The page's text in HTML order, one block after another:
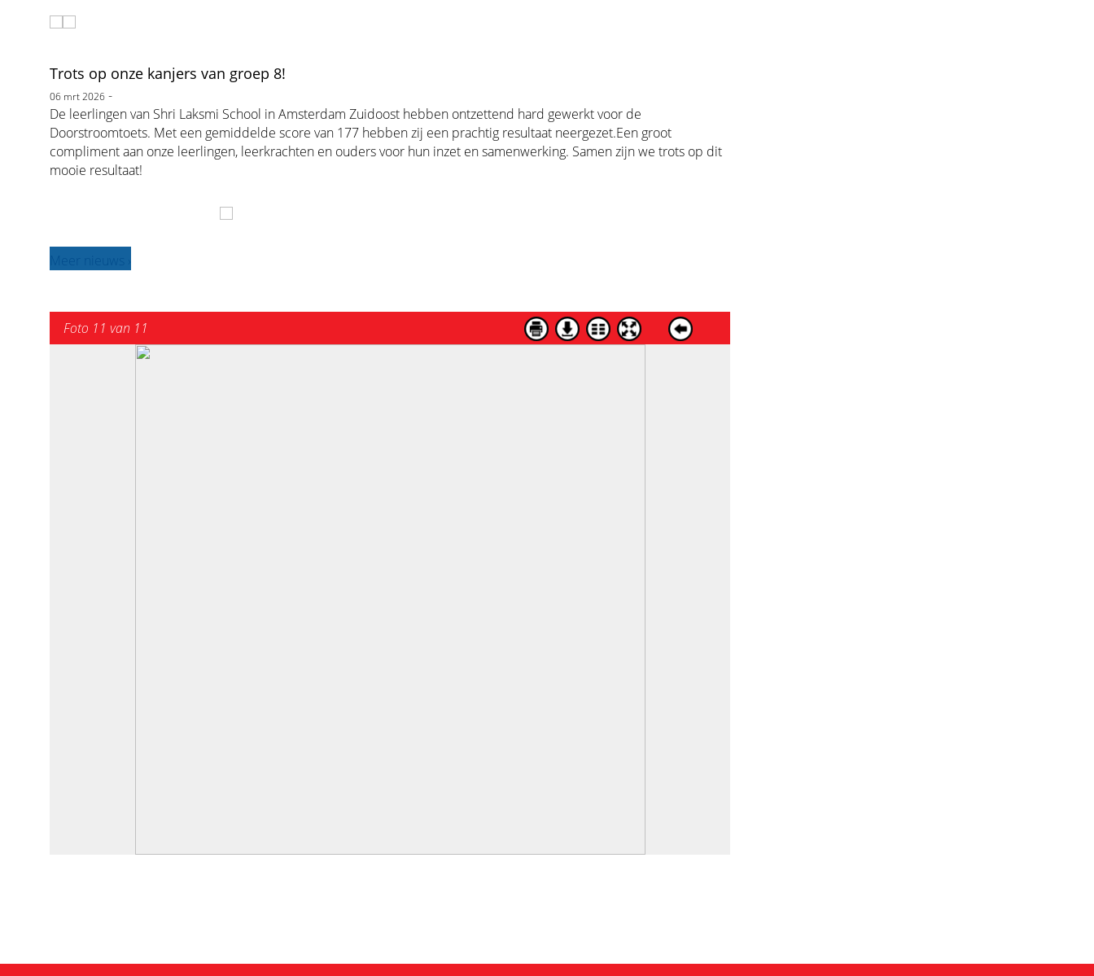
Trots op onze kanjers van groep 8!
06 mrt 2026 -
De leerlingen van Shri Laksmi School in Amsterdam Zuidoost hebben ontzettend hard gewerkt voor de
Doorstroomtoets. Met een gemiddelde score van 177 hebben zij een prachtig resultaat neergezet.Een groot
compliment aan onze leerlingen, leerkrachten en ouders voor hun inzet en samenwerking. Samen zijn we trots op dit
mooie resultaat!
Foto 11 van 11